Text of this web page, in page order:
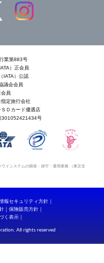
業第883号
）正会員
IATA）公認
議会会員
員
定旅行会社
Ｄカード優遇店
301052421434号
ドシステムの開発・保守・運用業務 （東京支
報セキュリティ方針
保険販売方針
く表示
All rights reserved